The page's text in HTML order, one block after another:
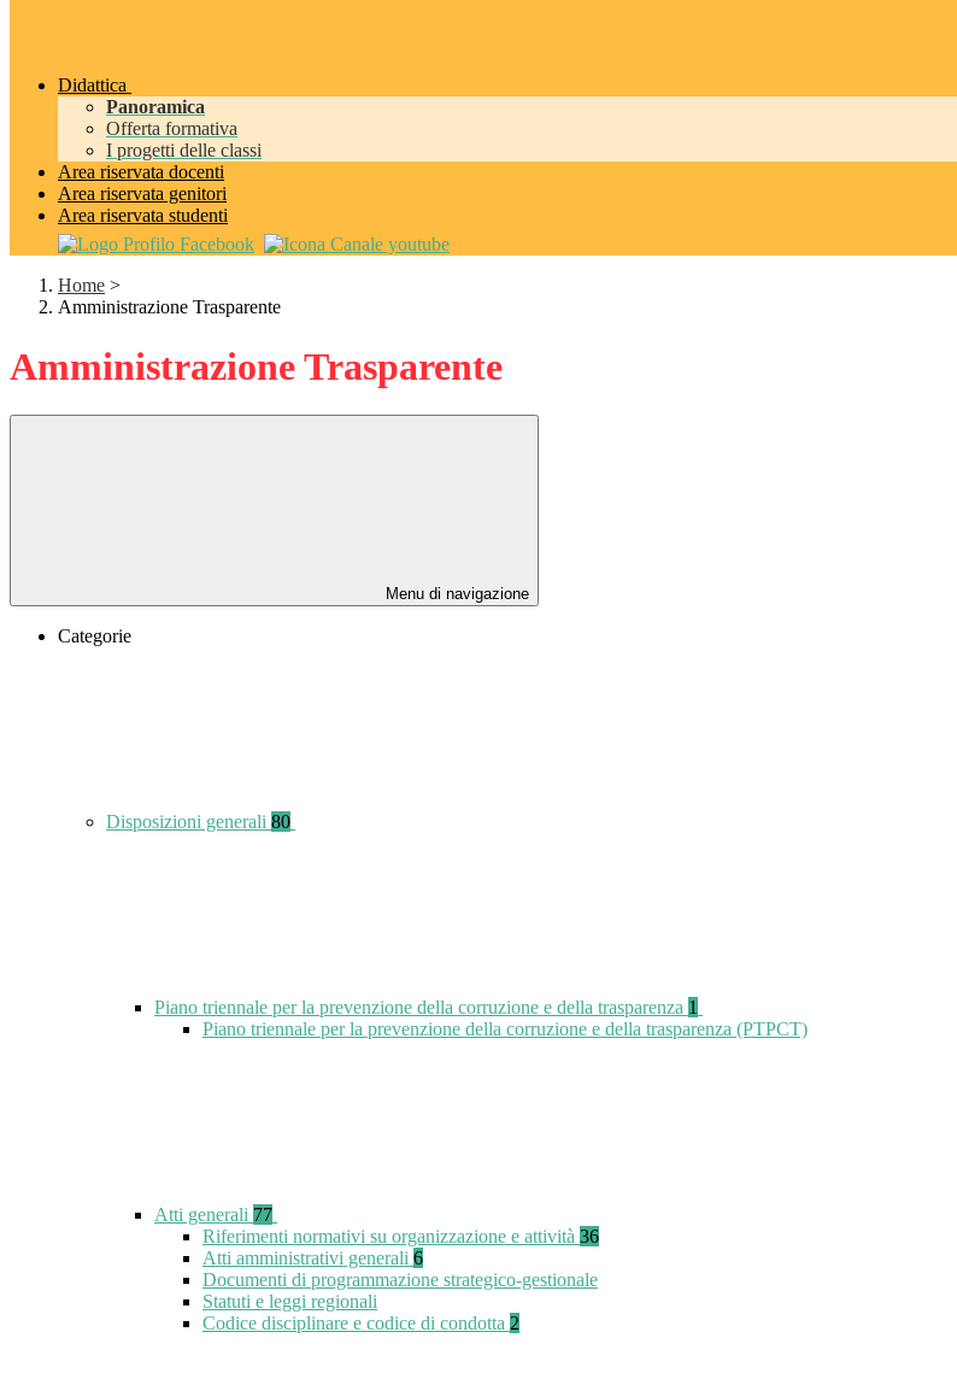
Didattica
Panoramica
Offerta formativa
I progetti delle classi
Area riservata docenti
Area riservata genitori
Area riservata studenti
Home >
Amministrazione Trasparente
Amministrazione Trasparente
Menu di navigazione
Categorie
Disposizioni generali 80
Piano triennale per la prevenzione della corruzione e della trasparenza 1
Piano triennale per la prevenzione della corruzione e della trasparenza (PTPCT)
Atti generali 77
Riferimenti normativi su organizzazione e attività 36
Atti amministrativi generali 6
Documenti di programmazione strategico-gestionale
Statuti e leggi regionali
Codice disciplinare e codice di condotta 2